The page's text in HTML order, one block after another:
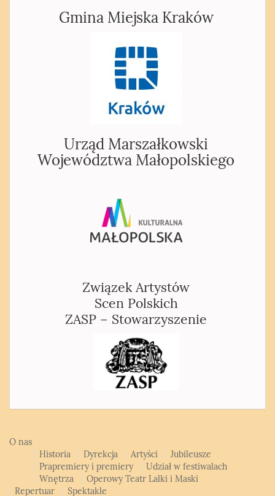
Gmina Miejska Kraków
Urząd Marszałkowski
Województwa Małopolskiego
Związek Artystów
Scen Polskich
ZASP – Stowarzyszenie
O nas
Historia
Dyrekcja Artyści
Jubileusze
Prapremiery i premiery
Udział w festiwalach
Wnętrza
Operowy Teatr Lalki i Maski
Repertuar
Spektakle